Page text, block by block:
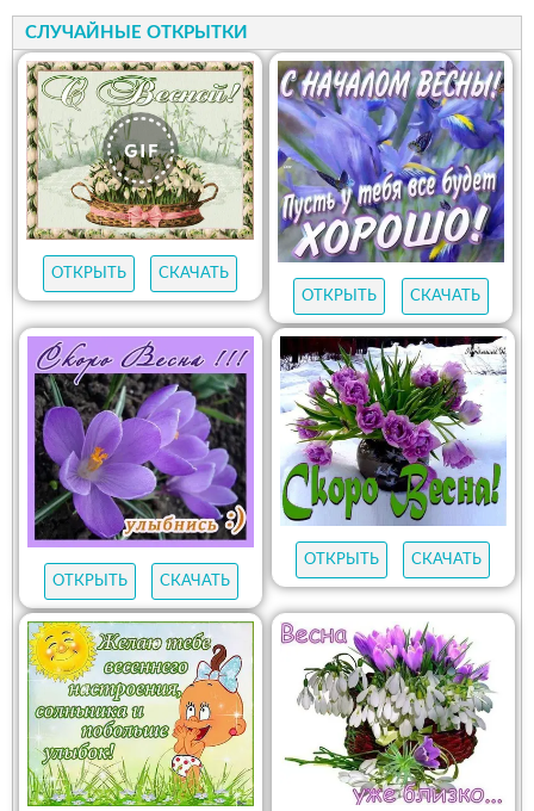
СЛУЧАЙНЫЕ ОТКРЫТКИ
ОТКРЫТЬ
СКАЧАТЬ
ОТКРЫТЬ
СКАЧАТЬ
ОТКРЫТЬ СКАЧАТЬ
ОТКРЫТЬ СКАЧАТЬ